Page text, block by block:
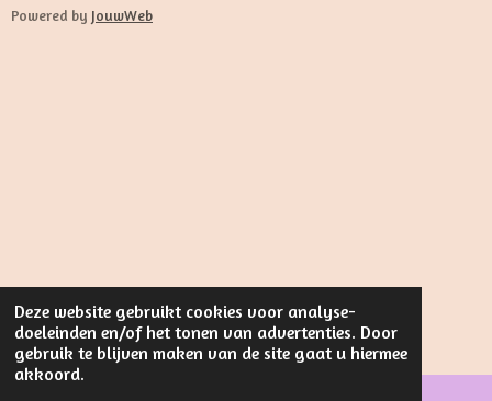
Deze website gebruikt cookies voor analyse-
doeleinden en/of het tonen van advertenties. Door
gebruik te blijven maken van de site gaat u hiermee
akkoord.
Powered by JouwWeb